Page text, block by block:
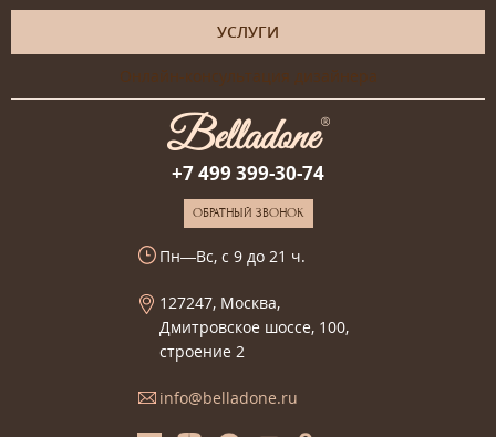
УСЛУГИ
Онлайн-консультация дизайнера
+7 499 399-30-74
ОБРАТНЫЙ ЗВОНОК
Пн—Вс, с 9 до 21 ч.
127247, Москва,
Дмитровское шоссе, 100,
строение 2
info@belladone.ru